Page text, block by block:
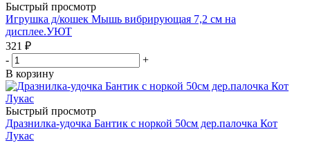
Быстрый просмотр
Игрушка д/кошек Мышь вибрирующая 7,2 см на
дисплее.УЮТ
321 ₽
-
+
В корзину
Быстрый просмотр
Дразнилка-удочка Бантик с норкой 50см дер.палочка Кот
Лукас